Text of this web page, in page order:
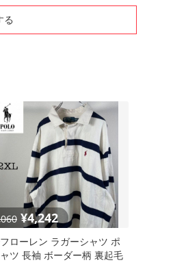
る
¥4,242
ローレン ラガーシャツ ポ
ツ 長袖 ボーダー柄 裏起毛